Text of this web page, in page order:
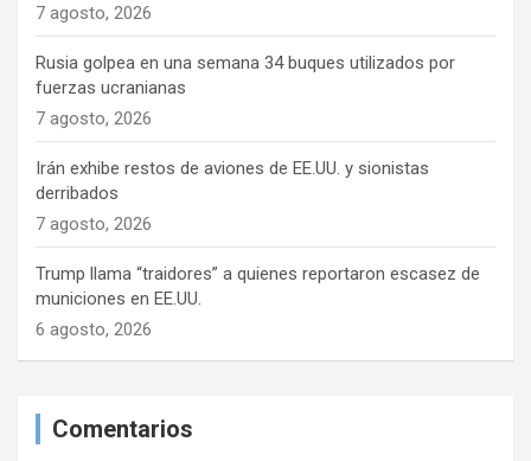
7 agosto, 2026
Rusia golpea en una semana 34 buques utilizados por
fuerzas ucranianas
7 agosto, 2026
Irán exhibe restos de aviones de EE.UU. y sionistas
derribados
7 agosto, 2026
Trump llama “traidores” a quienes reportaron escasez de
municiones en EE.UU.
6 agosto, 2026
Comentarios